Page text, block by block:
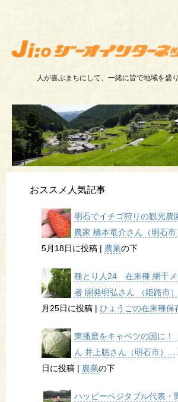
人が喜ぶまちにして、一緒に皆で地域を盛
おススメ人気記事
明石でイチゴ狩りの観光農
農家 橋本竜介さん（明石市
5月18日に投稿 | 農業の下
種とり人24 在来種 網干
者 開発明弘さん （姫路市
月25日に投稿 | ひょうごの在来種保
東播磨をキャベツの国に！
ん 井上聡さん（明石市）...
日に投稿 | 農業の下
ハッピーベジタブル代表・